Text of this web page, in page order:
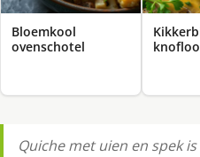
Bloemkool
ovenschotel
Quiche met uien en spek